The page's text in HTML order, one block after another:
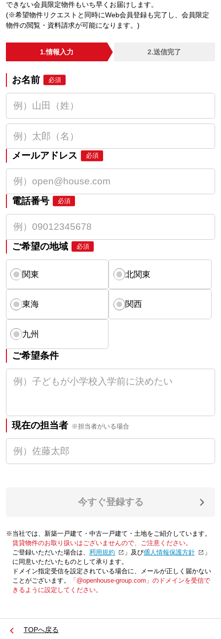
できない会員限定物件もいち早くお届けします。
(※希望物件リクエストと同時にWeb会員登録も完了し、会員限定
物件の閲覧・資料請求が可能になります。)
1.情報入力 2.送信完了
お名前 必須
メールアドレス 必須
電話番号 必須
ご希望の地域 必須
関東 北関東
東海 関西
九州
ご希望条件
現在の担当者 ※担当者がいる場合
今すぐ登録する
※当社では、新築一戸建て・中古一戸建て・土地をご紹介しています。
賃貸物件のお取り扱いはございませんので、ご注意ください。
ご登録いただいた場合は、「利用規約 」及び「個人情報保護方針
」
に同意いただいたものとして承ります。
ドメイン指定受信を設定されている場合に、メールが正しく届かない
ことがございます。
「@openhouse-group.com」のドメインを受信で
きるように設定してください。
TOPへ戻る